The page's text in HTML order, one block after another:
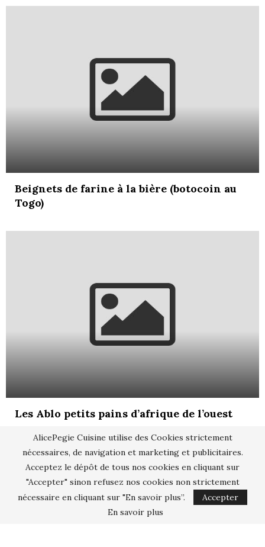
Beignets de farine à la bière (botocoin au
Togo)
Les Ablo petits pains d’afrique de l’ouest
AlicePegie Cuisine utilise des Cookies strictement
nécessaires, de navigation et marketing et publicitaires.
Acceptez le dépôt de tous nos cookies en cliquant sur
"Accepter" sinon refusez nos cookies non strictement
nécessaire en cliquant sur "En savoir plus”.
Accepter
En savoir plus